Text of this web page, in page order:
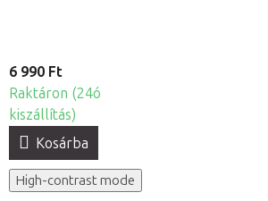
6 990 Ft
Raktáron (24ó
kiszállítás)
Kosárba
High-contrast mode